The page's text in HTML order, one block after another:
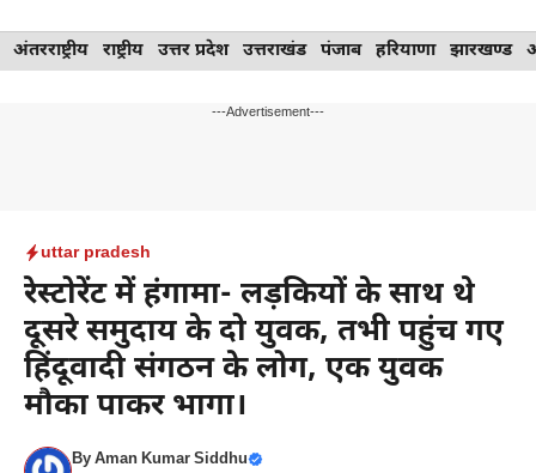
Skip
to
अंतरराष्ट्रीय राष्ट्रीय उत्तर प्रदेश उत्तराखंड पंजाब हरियाणा झारखण्ड
---Advertisement---
uttar pradesh
रेस्टोरेंट में हंगामा- लड़कियों के साथ थे
दूसरे समुदाय के दो युवक, तभी पहुंच गए
हिंदूवादी संगठन के लोग, एक युवक
मौका पाकर भागा।
ByAman Kumar Siddhu